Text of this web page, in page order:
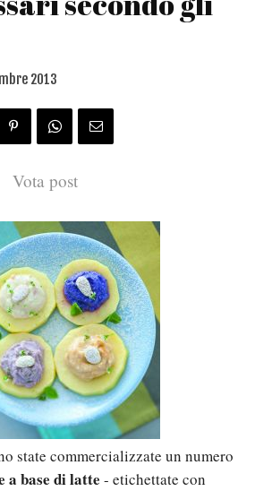
2013
Vota post
state commercializzate un numero
a base di latte - etichettate con